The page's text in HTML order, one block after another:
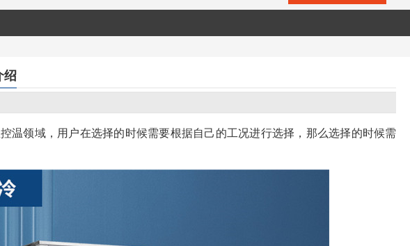
绍
温领域，用户在选择的时候需要根据自己的工况进行选择，那么选择的时候需